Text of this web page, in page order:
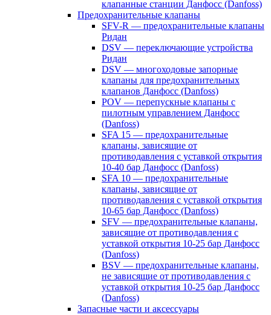
клапанные станции Данфосс (Danfoss)
Предохранительные клапаны
SFV-R — предохранительные клапаны
Ридан
DSV — переключающие устройства
Ридан
DSV — многоходовые запорные
клапаны для предохранительных
клапанов Данфосс (Danfoss)
POV — перепускные клапаны с
пилотным управлением Данфосс
(Danfoss)
SFA 15 — предохранительные
клапаны, зависящие от
противодавления с уставкой открытия
10-40 бар Данфосс (Danfoss)
SFA 10 — предохранительные
клапаны, зависящие от
противодавления с уставкой открытия
10-65 бар Данфосс (Danfoss)
SFV — предохранительные клапаны,
зависящие от противодавления с
уставкой открытия 10-25 бар Данфосс
(Danfoss)
BSV — предохранительные клапаны,
не зависящие от противодавления с
уставкой открытия 10-25 бар Данфосс
(Danfoss)
Запасные части и аксессуары